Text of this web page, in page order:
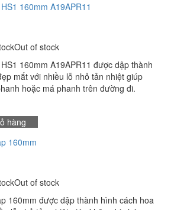
160mm A19APR11
Out of stock
160mm A19APR11 được dập thành
mắt với nhiều lỗ nhỏ tản nhiệt giúp
hoặc má phanh trên đường đi.
hàng
160mm
Out of stock
160mm được dập thành hình cách hoa